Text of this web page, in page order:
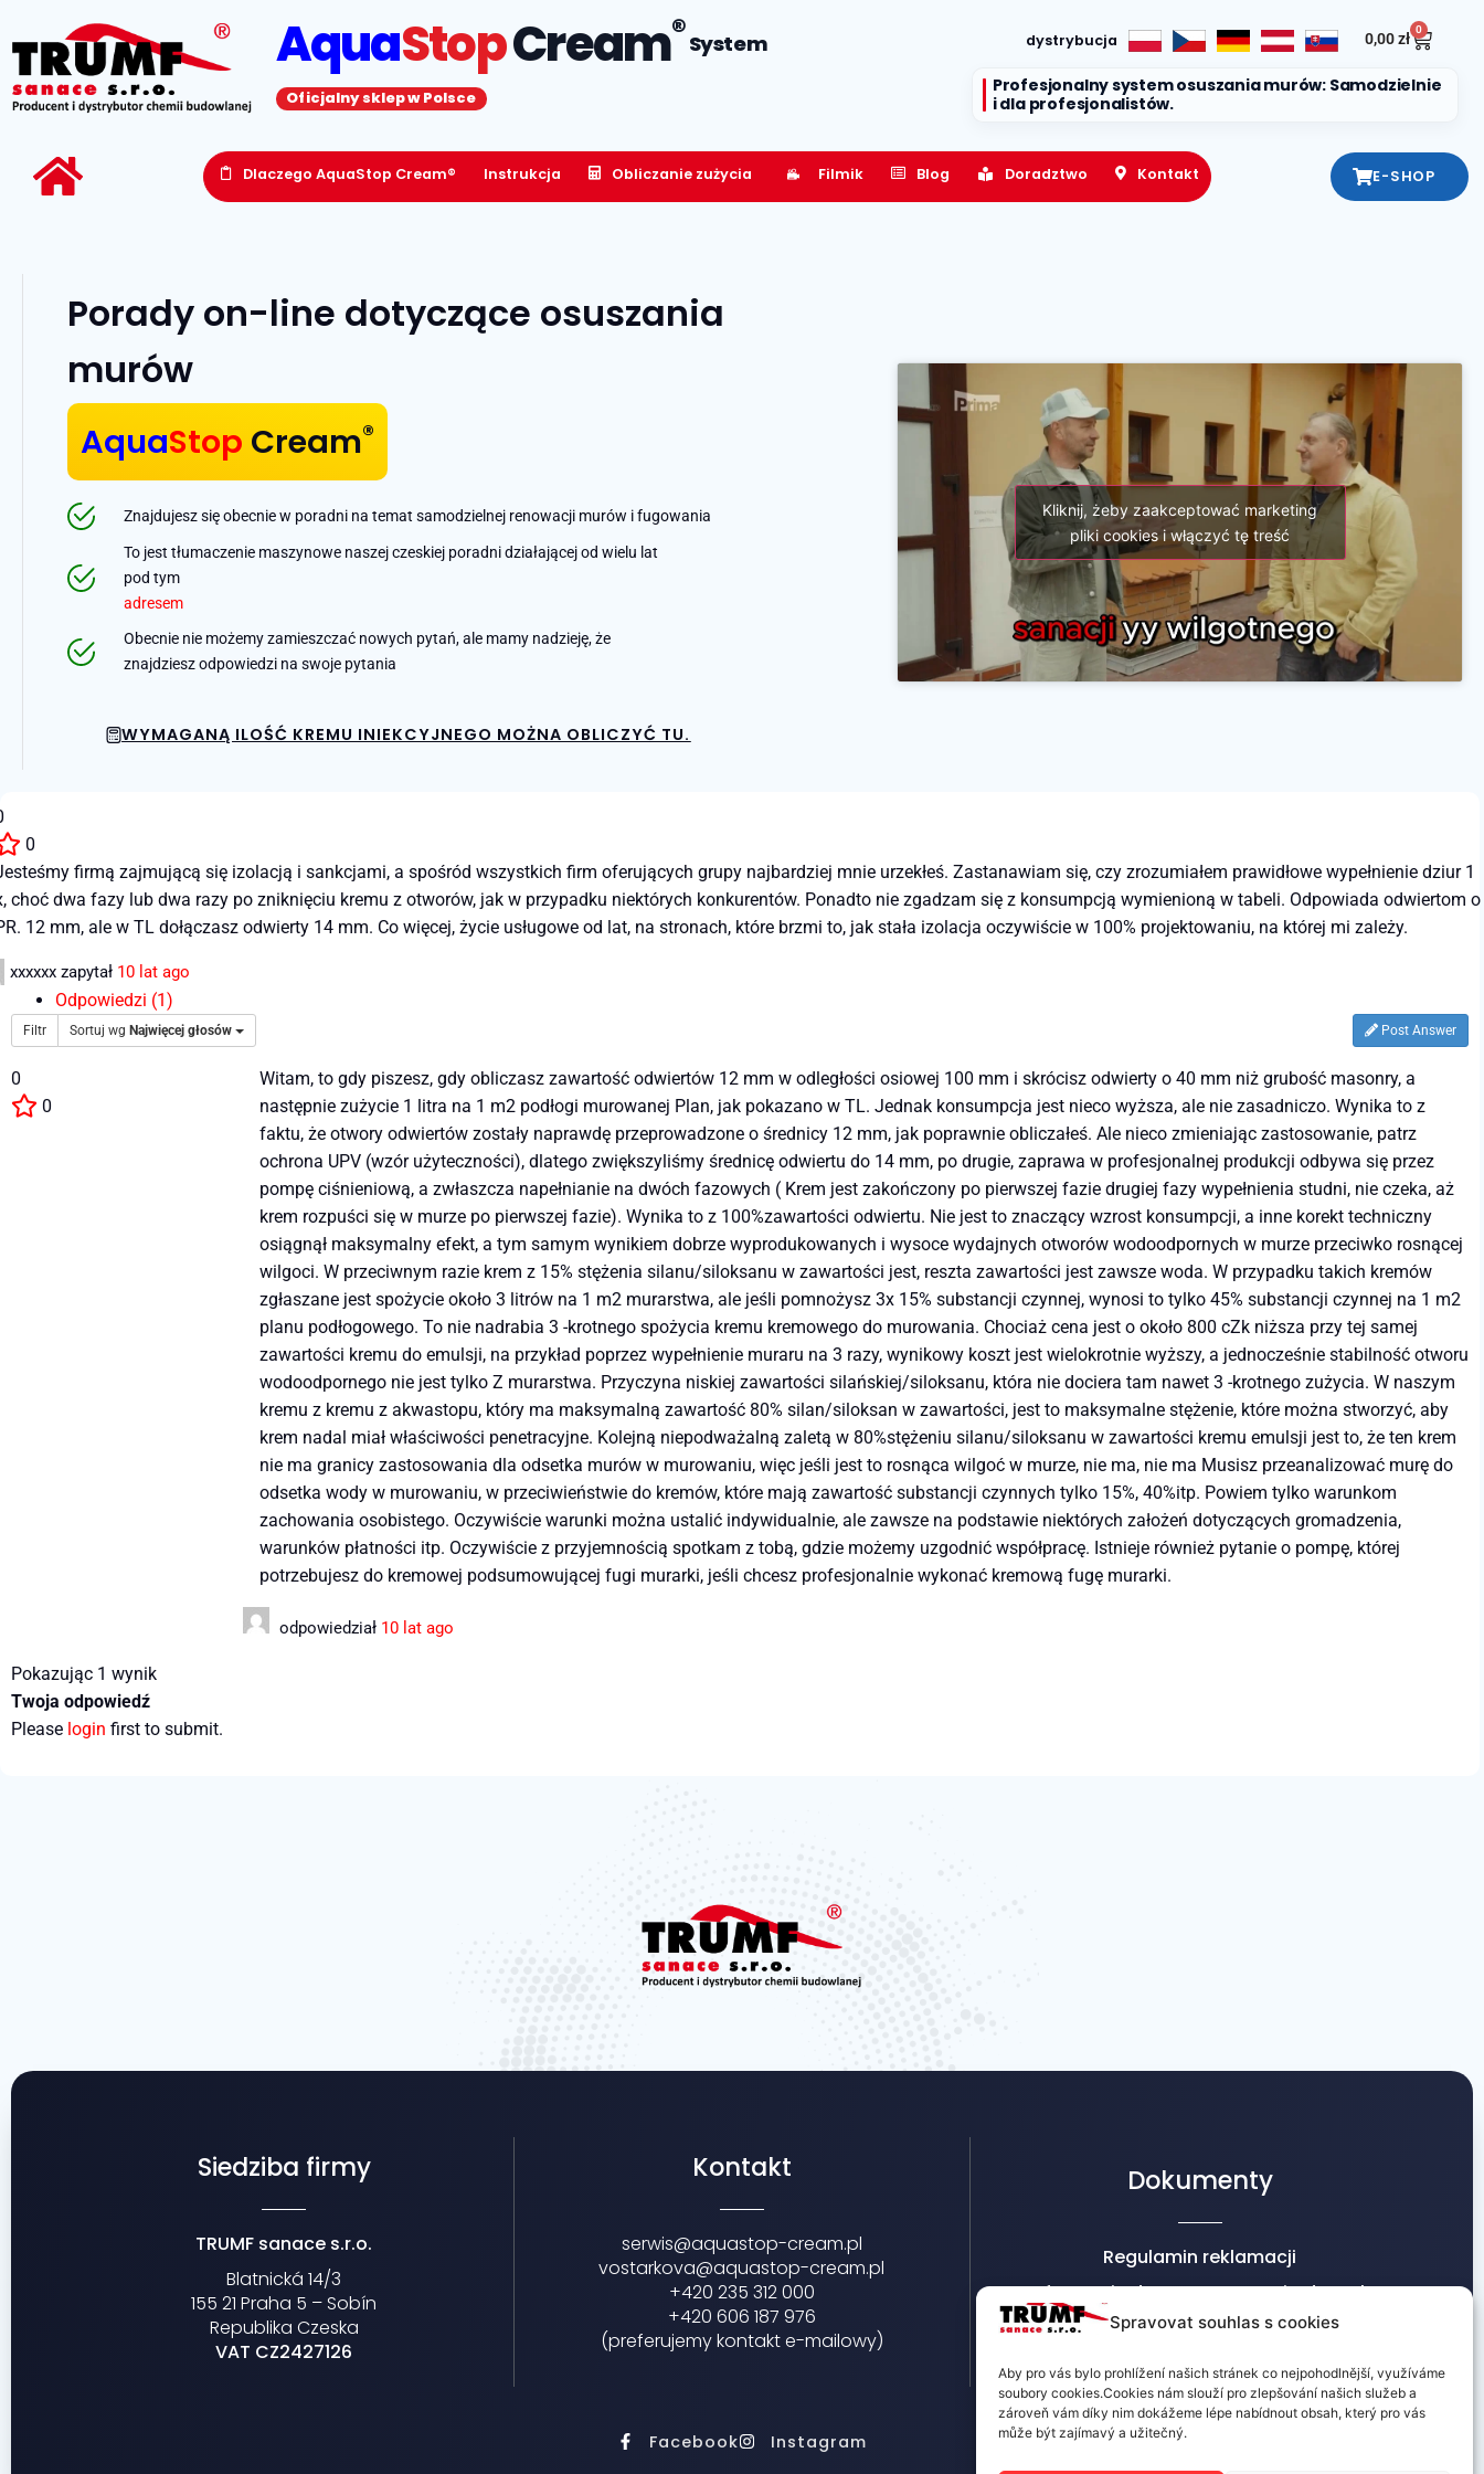
Spravovat souhlas s cookies
Aby pro vás bylo prohlížení našich stránek co nejpohodlnější, využíváme
soubory cookies.Cookies nám slouží pro zlepšování našich služeb a
zároveň vám díky nim dokážeme lépe nabídnout obsah, který pro vás
může být zajímavý a užitečný.
AquaStopCream®System
Oficjalny sklep w Polsce
dystrybucja 0,00zł
0
Profesjonalny system osuszania murów: Samodzielnie
i dla profesjonalistów.
Dlaczego AquaStop Cream® Instrukcja Obliczanie zużycia Filmik Blog Doradztwo Kontakt E-SHOP
Porady on-line dotyczące osuszania
murów
AquaStop Cream®
Znajdujesz się obecnie w poradni na temat samodzielnej renowacji murów i fugowania
To jest tłumaczenie maszynowe naszej czeskiej poradni działającej od wielu lat
pod tym
adresem
Obecnie nie możemy zamieszczać nowych pytań, ale mamy nadzieję, że
znajdziesz odpowiedzi na swoje pytania
WYMAGANĄ ILOŚĆ KREMU INIEKCYJNEGO MOŻNA OBLICZYĆ TU.
Kliknij, żeby zaakceptować marketing
pliki cookies i włączyć tę treść
0
firmą zajmującą się izolacją i sankcjami, a spośród wszystkich firm oferujących grupy najbardziej mnie urzekłeś. Zastanawiam się, czy zrozumiałem prawidłowe wypełnienie dziur 1
choć dwa fazy lub dwa razy po zniknięciu kremu z otworów, jak w przypadku niektórych konkurentów. Ponadto nie zgadzam się z konsumpcją wymienioną w tabeli. Odpowiada odwiertom o
12 mm, ale w TL dołączasz odwierty 14 mm. Co więcej, życie usługowe od lat, na stronach, które brzmi to, jak stała izolacja oczywiście w 100% projektowaniu, na której mi zależy.
xxxxxx zapytał 10 lat ago
Odpowiedzi (1)
Filtr Sortuj wg Najwięcej głosów Post Answer
0
0
Witam, to gdy piszesz, gdy obliczasz zawartość odwiertów 12 mm w odległości osiowej 100 mm i skrócisz odwierty o 40 mm niż grubość masonry, a
następnie zużycie 1 litra na 1 m2 podłogi murowanej Plan, jak pokazano w TL. Jednak konsumpcja jest nieco wyższa, ale nie zasadniczo. Wynika to z
faktu, że otwory odwiertów zostały naprawdę przeprowadzone o średnicy 12 mm, jak poprawnie obliczałeś. Ale nieco zmieniając zastosowanie, patrz
ochrona UPV (wzór użyteczności), dlatego zwiększyliśmy średnicę odwiertu do 14 mm, po drugie, zaprawa w profesjonalnej produkcji odbywa się przez
pompę ciśnieniową, a zwłaszcza napełnianie na dwóch fazowych ( Krem jest zakończony po pierwszej fazie drugiej fazy wypełnienia studni, nie czeka, aż
krem ​​rozpuści się w murze po pierwszej fazie). Wynika to z 100%zawartości odwiertu. Nie jest to znaczący wzrost konsumpcji, a inne korekt techniczny
osiągnął maksymalny efekt, a tym samym wynikiem dobrze wyprodukowanych i wysoce wydajnych otworów wodoodpornych w murze przeciwko rosnącej
wilgoci. W przeciwnym razie krem ​​z 15% stężenia silanu/siloksanu w zawartości jest, reszta zawartości jest zawsze woda. W przypadku takich kremów
zgłaszane jest spożycie około 3 litrów na 1 m2 murarstwa, ale jeśli pomnożysz 3x 15% substancji czynnej, wynosi to tylko 45% substancji czynnej na 1 m2
planu podłogowego. To nie nadrabia 3 -krotnego spożycia kremu kremowego do murowania. Chociaż cena jest o około 800 cZk niższa przy tej samej
zawartości kremu do emulsji, na przykład poprzez wypełnienie muraru na 3 razy, wynikowy koszt jest wielokrotnie wyższy, a jednocześnie stabilność otworu
wodoodpornego nie jest tylko Z murarstwa. Przyczyna niskiej zawartości silańskiej/siloksanu, która nie dociera tam nawet 3 -krotnego zużycia. W naszym
kremu z kremu z akwastopu, który ma maksymalną zawartość 80% silan/siloksan w zawartości, jest to maksymalne stężenie, które można stworzyć, aby
krem ​​nadal miał właściwości penetracyjne. Kolejną niepodważalną zaletą w 80%stężeniu silanu/siloksanu w zawartości kremu emulsji jest to, że ten krem ​​
nie ma granicy zastosowania dla odsetka murów w murowaniu, więc jeśli jest to rosnąca wilgoć w murze, nie ma, nie ma Musisz przeanalizować murę do
odsetka wody w murowaniu, w przeciwieństwie do kremów, które mają zawartość substancji czynnych tylko 15%, 40%itp. Powiem tylko warunkom
zachowania osobistego. Oczywiście warunki można ustalić indywidualnie, ale zawsze na podstawie niektórych założeń dotyczących gromadzenia,
warunków płatności itp. Oczywiście z przyjemnością spotkam z tobą, gdzie możemy uzgodnić współpracę. Istnieje również pytanie o pompę, której
potrzebujesz do kremowej podsumowującej fugi murarki, jeśli chcesz profesjonalnie wykonać kremową fugę murarki.
odpowiedział 10 lat ago
Pokazując 1 wynik
Twoja odpowiedź
Please login first to submit.
Siedziba firmy
TRUMF sanace s.r.o.
Blatnická 14/3
155 21 Praha 5 – Sobín
Republika Czeska
VAT CZ2427126
Kontakt
serwis@aquastop-cream.pl
vostarkova@aquastop-cream.pl
+420 235 312 000
+420 606 187 976
(preferujemy kontakt e-mailowy)
Dokumenty
Regulamin reklamacji
Informacje dot. przetwarzania danych
osobowych
Facebook Instagram